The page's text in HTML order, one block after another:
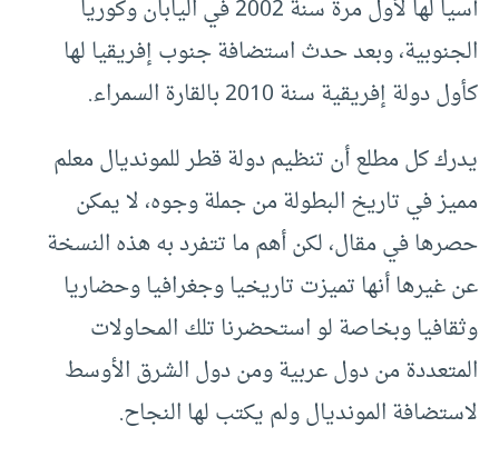
آسيا لها لأول مرة سنة 2002 في اليابان وكوريا
الجنوبية، وبعد حدث استضافة جنوب إفريقيا لها
كأول دولة إفريقية سنة 2010 بالقارة السمراء.
يدرك كل مطلع أن تنظيم دولة قطر للمونديال معلم
مميز في تاريخ البطولة من جملة وجوه، لا يمكن
حصرها في مقال، لكن أهم ما تتفرد به هذه النسخة
عن غيرها أنها تميزت تاريخيا وجغرافيا وحضاريا
وثقافيا وبخاصة لو استحضرنا تلك المحاولات
المتعددة من دول عربية ومن دول الشرق الأوسط
لاستضافة المونديال ولم يكتب لها النجاح.